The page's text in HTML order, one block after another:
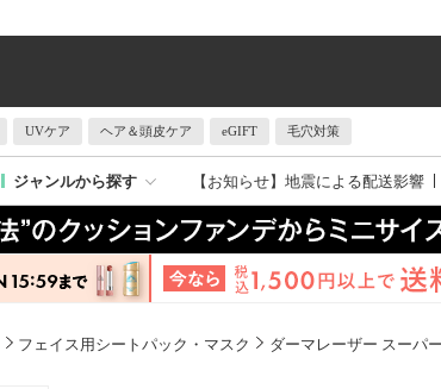
UVケア ヘア＆頭皮ケア eGIFT 毛穴対策
ジャンルから探す 【お知らせ】 地震による配送影響
フェイス用シートパック・マスク ダーマレーザー スーパ